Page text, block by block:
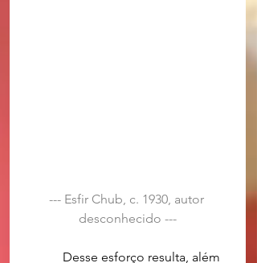
--- Esfir Chub, c. 1930, autor
desconhecido ---